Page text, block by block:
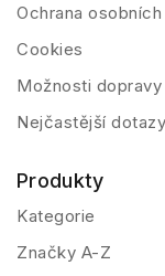
Ochrana osobních
Cookies
Možnosti
Nejčastější dotazy
Produkty
Kategorie
Značky A-Z